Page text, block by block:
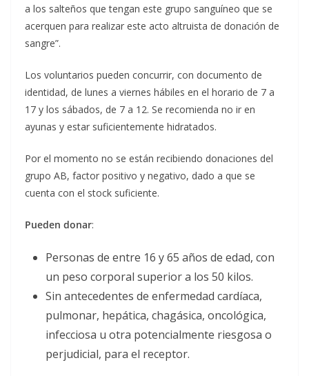
a los salteños que tengan este grupo sanguíneo que se
acerquen para realizar este acto altruista de donación de
sangre”.
Los voluntarios pueden concurrir, con documento de
identidad, de lunes a viernes hábiles en el horario de 7 a
17 y los sábados, de 7 a 12. Se recomienda no ir en
ayunas y estar suficientemente hidratados.
Por el momento no se están recibiendo donaciones del
grupo AB, factor positivo y negativo, dado a que se
cuenta con el stock suficiente.
Pueden donar:
Personas de entre 16 y 65 años de edad, con
un peso corporal superior a los 50 kilos.
Sin antecedentes de enfermedad cardíaca,
pulmonar, hepática, chagásica, oncológica,
infecciosa u otra potencialmente riesgosa o
perjudicial, para el receptor.